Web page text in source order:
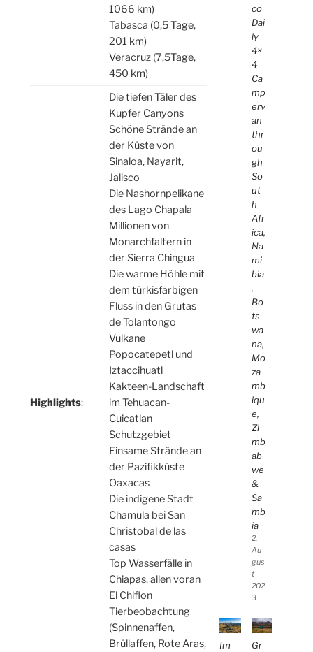
1066 km)
Tabasca (0,5 Tage,
201 km)
Veracruz (7,5Tage,
450 km)
Highlights:
Die tiefen Täler des
Kupfer Canyons
Schöne Strände an
der Küste von
Sinaloa, Nayarit,
Jalisco
Die Nashornpelikane
des Lago Chapala
Millionen von
Monarchfaltern in
der Sierra Chingua
Die warme Höhle mit
dem türkisfarbigen
Fluss in den Grutas
de Tolantongo
Vulkane
Popocatepetl und
Iztaccihuatl
Kakteen-Landschaft
im Tehuacan-
Cuicatlan
Schutzgebiet
Einsame Strände an
der Pazifikküste
Oaxacas
Die indigene Stadt
Chamula bei San
Christobal de las
casas
Top Wasserfälle in
Chiapas, allen voran
El Chiflon
Tierbeobachtung
(Spinnenaffen,
Brüllaffen, Rote Aras,
co
Dai
ly
4×
4
Ca
mp
erv
an
thr
ou
gh
So
ut
h
Afr
ica,
Na
mi
bia
,
Bo
ts
wa
na,
Mo
za
mb
iqu
e,
Zi
mb
ab
we
&
Sa
mb
ia
2.
Au
gus
t
202
3
Im
Gr